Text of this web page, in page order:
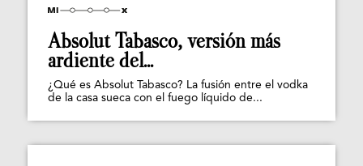
Absolut Tabasco, versión más
ardiente del...
¿Qué es Absolut Tabasco? La fusión entre el vodka
de la casa sueca con el fuego líquido de...